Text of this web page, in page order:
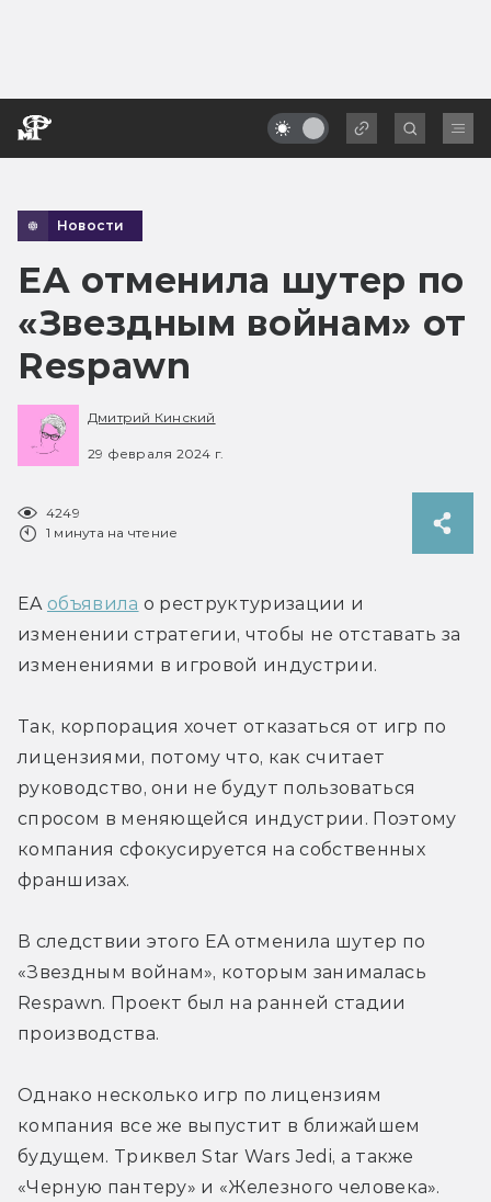
Новости
EA отменила шутер по
«Звездным войнам» от
Respawn
Дмитрий Кинский
29 февраля 2024 г.
4249
1 минута на чтение
EA объявила о реструктуризации и
изменении стратегии, чтобы не отставать за
изменениями в игровой индустрии.
Так, корпорация хочет отказаться от игр по
лицензиями, потому что, как считает
руководство, они не будут пользоваться
спросом в меняющейся индустрии. Поэтому
компания сфокусируется на собственных
франшизах.
В следствии этого EA отменила шутер по
«Звездным войнам», которым занималась
Respawn. Проект был на ранней стадии
производства.
Однако несколько игр по лицензиям
компания все же выпустит в ближайшем
будущем. Триквел Star Wars Jedi, а также
«Черную пантеру» и «Железного человека».